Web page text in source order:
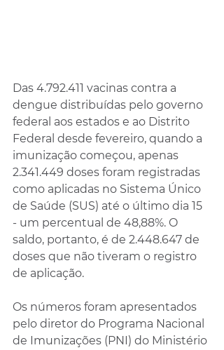
Das 4.792.411 vacinas contra a
dengue distribuídas pelo governo
federal aos estados e ao Distrito
Federal desde fevereiro, quando a
imunização começou, apenas
2.341.449 doses foram registradas
como aplicadas no Sistema Único
de Saúde (SUS) até o último dia 15
- um percentual de 48,88%. O
saldo, portanto, é de 2.448.647 de
doses que não tiveram o registro
de aplicação.
Os números foram apresentados
pelo diretor do Programa Nacional
de Imunizações (PNI) do Ministério